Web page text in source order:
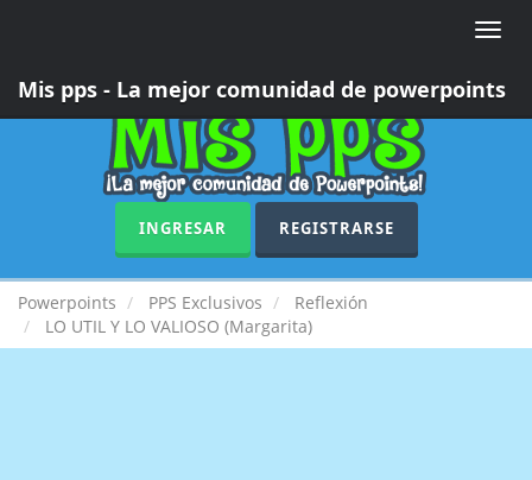
Toggle
Mis pps - La mejor comunidad de powerpoints
INGRESAR REGISTRARSE
Powerpoints PPS Exclusivos
Reflexión
LO UTIL Y LO VALIOSO (Margarita)